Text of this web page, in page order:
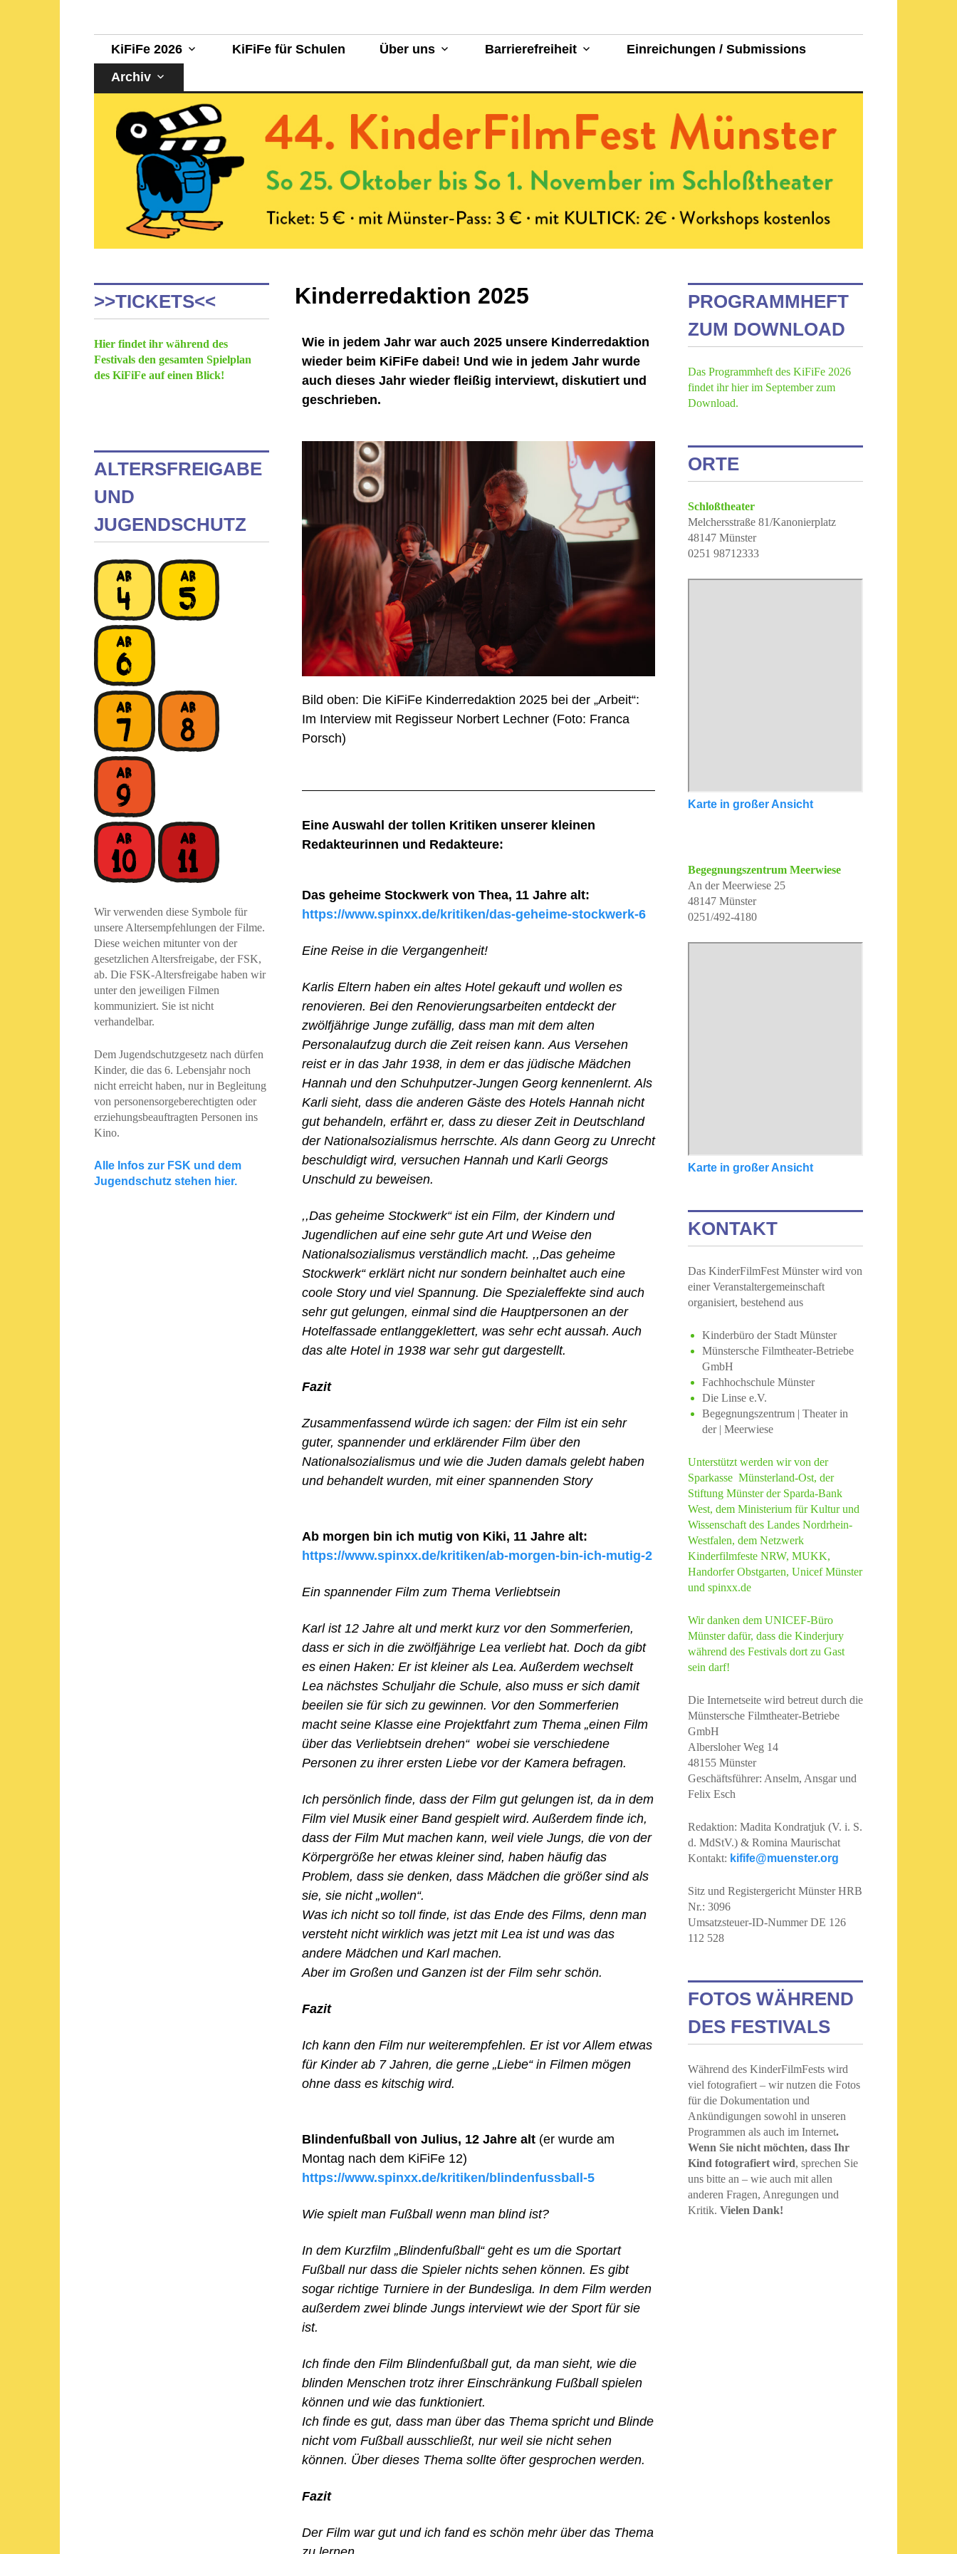
KinderFilmFest Münster
KiFiFe 2026 KiFiFe für Schulen Über uns Barrierefreiheit
Einreichungen / Submissions
Archiv
Kinderredaktion 2025
Wie in jedem Jahr war auch 2025 unsere Kinderredaktion
wieder beim KiFiFe dabei! Und wie in jedem Jahr wurde
auch dieses Jahr wieder fleißig interviewt, diskutiert und
geschrieben.
Bild oben: Die KiFiFe Kinderredaktion 2025 bei der „Arbeit“:
Im Interview mit Regisseur Norbert Lechner (Foto: Franca
Porsch)
Eine Auswahl der tollen Kritiken unserer kleinen
Redakteurinnen und Redakteure:
Das geheime Stockwerk von Thea, 11 Jahre alt:
https://www.spinxx.de/kritiken/das-geheime-stockwerk-6
Eine Reise in die Vergangenheit!
Karlis Eltern haben ein altes Hotel gekauft und wollen es
renovieren. Bei den Renovierungsarbeiten entdeckt der
zwölfjährige Junge zufällig, dass man mit dem alten
Personalaufzug durch die Zeit reisen kann. Aus Versehen
reist er in das Jahr 1938, in dem er das jüdische Mädchen
Hannah und den Schuhputzer-Jungen Georg kennenlernt. Als
Karli sieht, dass die anderen Gäste des Hotels Hannah nicht
gut behandeln, erfährt er, dass zu dieser Zeit in Deutschland
der Nationalsozialismus herrschte. Als dann Georg zu Unrecht
beschuldigt wird, versuchen Hannah und Karli Georgs
Unschuld zu beweisen.
,,Das geheime Stockwerk“ ist ein Film, der Kindern und
Jugendlichen auf eine sehr gute Art und Weise den
Nationalsozialismus verständlich macht. ,,Das geheime
Stockwerk“ erklärt nicht nur sondern beinhaltet auch eine
coole Story und viel Spannung. Die Spezialeffekte sind auch
sehr gut gelungen, einmal sind die Hauptpersonen an der
Hotelfassade entlanggeklettert, was sehr echt aussah. Auch
das alte Hotel in 1938 war sehr gut dargestellt.
Fazit
Zusammenfassend würde ich sagen: der Film ist ein sehr
guter, spannender und erklärender Film über den
Nationalsozialismus und wie die Juden damals gelebt haben
und behandelt wurden, mit einer spannenden Story
Ab morgen bin ich mutig von Kiki, 11 Jahre alt:
https://www.spinxx.de/kritiken/ab-morgen-bin-ich-mutig-2
Ein spannender Film zum Thema Verliebtsein
Karl ist 12 Jahre alt und merkt kurz vor den Sommerferien,
dass er sich in die zwölfjährige Lea verliebt hat. Doch da gibt
es einen Haken: Er ist kleiner als Lea. Außerdem wechselt
Lea nächstes Schuljahr die Schule, also muss er sich damit
beeilen sie für sich zu gewinnen. Vor den Sommerferien
macht seine Klasse eine Projektfahrt zum Thema „einen Film
über das Verliebtsein drehen“ wobei sie verschiedene
Personen zu ihrer ersten Liebe vor der Kamera befragen.
Ich persönlich finde, dass der Film gut gelungen ist, da in dem
Film viel Musik einer Band gespielt wird. Außerdem finde ich,
dass der Film Mut machen kann, weil viele Jungs, die von der
Körpergröße her etwas kleiner sind, haben häufig das
Problem, dass sie denken, dass Mädchen die größer sind als
sie, sie nicht „wollen“.
Was ich nicht so toll finde, ist das Ende des Films, denn man
versteht nicht wirklich was jetzt mit Lea ist und was das
andere Mädchen und Karl machen.
Aber im Großen und Ganzen ist der Film sehr schön.
Fazit
Ich kann den Film nur weiterempfehlen. Er ist vor Allem etwas
für Kinder ab 7 Jahren, die gerne „Liebe“ in Filmen mögen
ohne dass es kitschig wird.
Blindenfußball von Julius, 12 Jahre alt (er wurde am
Montag nach dem KiFiFe 12)
https://www.spinxx.de/kritiken/blindenfussball-5
Wie spielt man Fußball wenn man blind ist?
In dem Kurzfilm „Blindenfußball“ geht es um die Sportart
Fußball nur dass die Spieler nichts sehen können. Es gibt
sogar richtige Turniere in der Bundesliga. In dem Film werden
außerdem zwei blinde Jungs interviewt wie der Sport für sie
ist.
Ich finde den Film Blindenfußball gut, da man sieht, wie die
blinden Menschen trotz ihrer Einschränkung Fußball spielen
können und wie das funktioniert.
Ich finde es gut, dass man über das Thema spricht und Blinde
nicht vom Fußball ausschließt, nur weil sie nicht sehen
können. Über dieses Thema sollte öfter gesprochen werden.
Fazit
Der Film war gut und ich fand es schön mehr über das Thema
>>TICKETS<<
Hier findet ihr während des
Festivals den gesamten Spielplan
des KiFiFe auf einen Blick!
ALTERSFREIGABE
UND
JUGENDSCHUTZ
Wir verwenden diese Symbole für
unsere Altersempfehlungen der Filme.
Diese weichen mitunter von der
gesetzlichen Altersfreigabe, der FSK,
ab. Die FSK-Altersfreigabe haben wir
unter den jeweiligen Filmen
kommuniziert. Sie ist nicht
verhandelbar.
Dem Jugendschutzgesetz nach dürfen
Kinder, die das 6. Lebensjahr noch
nicht erreicht haben, nur in Begleitung
von personensorgeberechtigten oder
erziehungsbeauftragten Personen ins
Kino.
Alle Infos zur FSK und dem
Jugendschutz stehen hier.
PROGRAMMHEFT
ZUM DOWNLOAD
Das Programmheft des KiFiFe 2026
findet ihr hier im September zum
Download.
ORTE
Schloßtheater
Melchersstraße 81/Kanonierplatz
48147 Münster
0251 98712333
Karte in großer Ansicht
Begegnungszentrum Meerwiese
An der Meerwiese 25
48147 Münster
0251/492-4180
Karte in großer Ansicht
KONTAKT
Das KinderFilmFest Münster wird von
einer Veranstaltergemeinschaft
organisiert, bestehend aus
Kinderbüro der Stadt Münster
Münstersche Filmtheater-Betriebe
GmbH
Fachhochschule Münster
Die Linse e.V.
Begegnungszentrum | Theater in
der | Meerwiese
Unterstützt werden wir von der
Sparkasse Münsterland-Ost, der
Stiftung Münster der Sparda-Bank
West, dem Ministerium für Kultur und
Wissenschaft des Landes Nordrhein-
Westfalen, dem Netzwerk
Kinderfilmfeste NRW, MUKK,
Handorfer Obstgarten, Unicef Münster
und spinxx.de
Wir danken dem UNICEF-Büro
Münster dafür, dass die Kinderjury
während des Festivals dort zu Gast
sein darf!
Die Internetseite wird betreut durch die
Münstersche Filmtheater-Betriebe
GmbH
Albersloher Weg 14
48155 Münster
Geschäftsführer: Anselm, Ansgar und
Felix Esch
Redaktion: Madita Kondratjuk (V. i. S.
d. MdStV.) & Romina Maurischat
Kontakt: kifife@muenster.org
Sitz und Registergericht Münster HRB
Nr.: 3096
Umsatzsteuer-ID-Nummer DE 126
112 528
FOTOS WÄHREND
DES FESTIVALS
Während des KinderFilmFests wird
viel fotografiert – wir nutzen die Fotos
für die Dokumentation und
Ankündigungen sowohl in unseren
Programmen als auch im Internet.
Wenn Sie nicht möchten, dass Ihr
Kind fotografiert wird, sprechen Sie
uns bitte an – wie auch mit allen
anderen Fragen, Anregungen und
Kritik. Vielen Dank!